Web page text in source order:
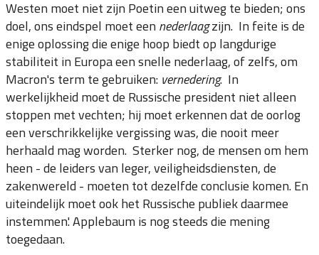
Westen moet niet zijn Poetin een uitweg te bieden; ons
doel, ons eindspel moet een nederlaagzijn. In feite is de
enige oplossing die enige hoop biedt op langdurige
stabiliteit in Europa een snelle nederlaag, of zelfs, om
Macron's term te gebruiken: vernedering. In
werkelijkheid moet de Russische president niet alleen
stoppen met vechten; hij moet erkennen dat de oorlog
een verschrikkelijke vergissing was, die nooit meer
herhaald mag worden. Sterker nog, de mensen om hem
heen - de leiders van leger, veiligheidsdiensten, de
zakenwereld - moeten tot dezelfde conclusie komen. En
uiteindelijk moet ook het Russische publiek daarmee
instemmen.' Applebaum is nog steeds die mening
toegedaan.